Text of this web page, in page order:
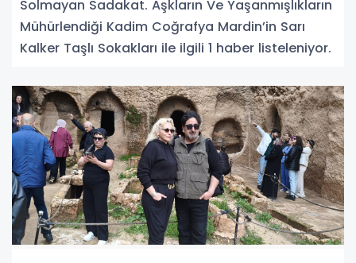
Solmayan Sadakat. Aşkların Ve Yaşanmışlıkların
Mühürlendiği Kadim Coğrafya Mardin’in Sarı
Kalker Taşlı Sokakları ile ilgili 1 haber listeleniyor.